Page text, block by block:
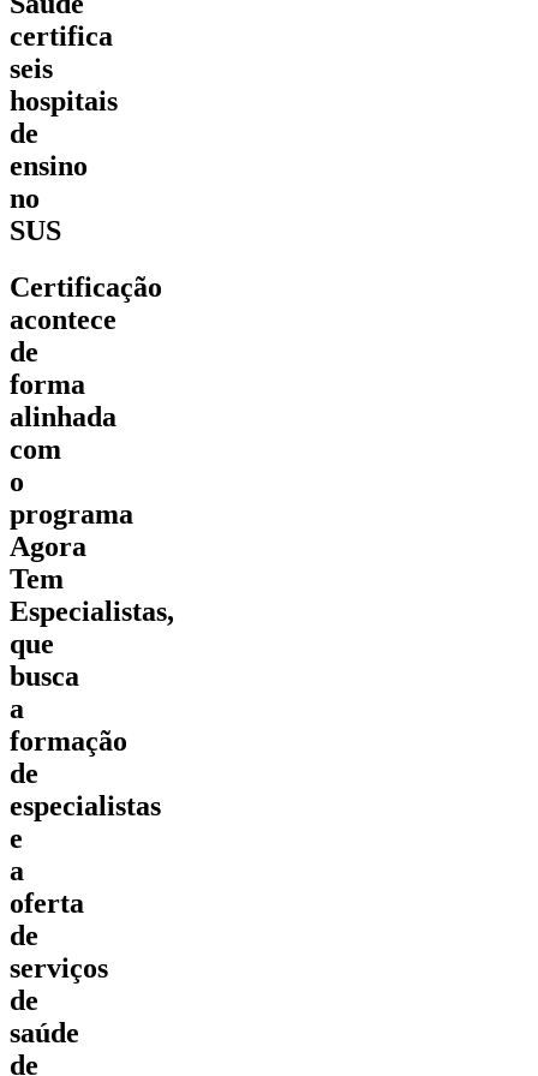
certifica
seis
hospitais
de
ensino
no
SUS
Certificação
acontece
de
forma
alinhada
com
o
programa
Agora
Tem
Especialistas,
que
busca
a
formação
de
especialistas
e
a
oferta
de
serviços
de
saúde
de